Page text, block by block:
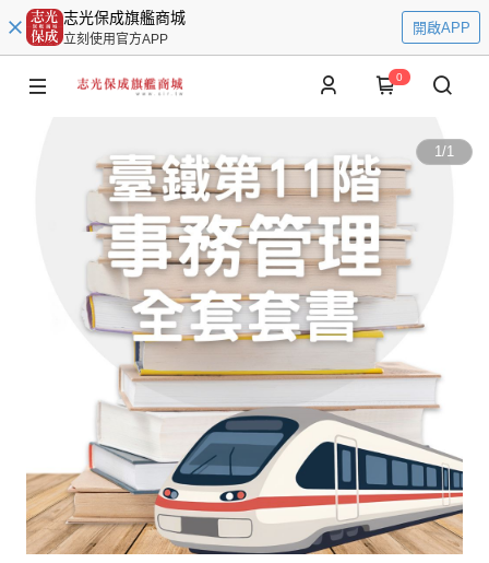
志光保成旗艦商城
立刻使用官方APP
開啟APP
0
1/1